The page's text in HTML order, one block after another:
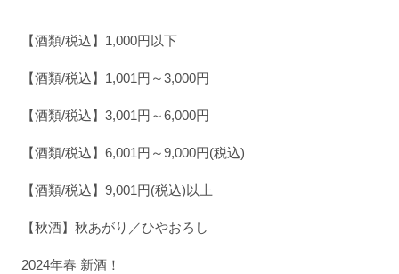
【酒類/税込】1,000円以下
【酒類/税込】1,001円～3,000円
【酒類/税込】3,001円～6,000円
【酒類/税込】6,001円～9,000円(税込)
【酒類/税込】9,001円(税込)以上
【秋酒】秋あがり／ひやおろし
2024年春 新酒！